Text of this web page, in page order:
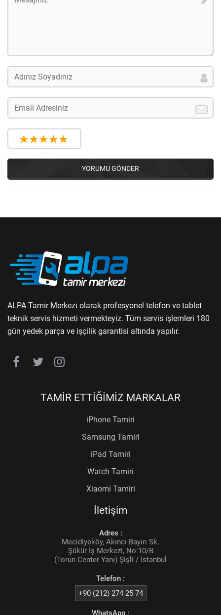
YORUMU GÖNDER
ALPA Tamir Merkezi olarak profesyonel telefon ve tablet
teknik servis hizmeti vermekteyiz. Tüm servis işlemleri 180
gün yedek parça ve işçilik garantisi altında yapılır.
TAMİR ETTİĞİMİZ MARKALAR
iPhone Tamiri
Samsung Tamiri
iPad Tamiri
Watch Tamiri
Xiaomi Tamiri
İletişim
Adres :
Mecidiyeköy, Akıncı Bayırı Sk.
Şükür İş Merkezi, No:10/B
(Torun Center Yanı) Şişli / İstanbul
Telefon :
+90 (212) 274 25 74
WhatsApp :